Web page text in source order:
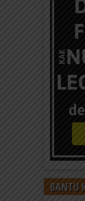
Jasa
Melayani
gambar
BANTU